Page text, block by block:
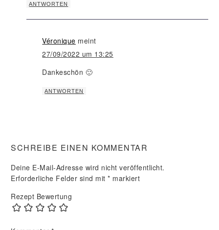
ANTWORTEN
Véronique meint
27/09/2022 um 13:25
Dankeschön 🙂
ANTWORTEN
SCHREIBE EINEN KOMMENTAR
Deine E-Mail-Adresse wird nicht veröffentlicht.
Erforderliche Felder sind mit* markiert
Rezept Bewertung